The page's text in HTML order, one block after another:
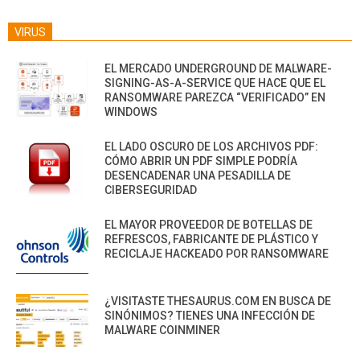
VIRUS
EL MERCADO UNDERGROUND DE MALWARE-
SIGNING-AS-A-SERVICE QUE HACE QUE EL
RANSOMWARE PAREZCA “VERIFICADO” EN
WINDOWS
EL LADO OSCURO DE LOS ARCHIVOS PDF:
CÓMO ABRIR UN PDF SIMPLE PODRÍA
DESENCADENAR UNA PESADILLA DE
CIBERSEGURIDAD
EL MAYOR PROVEEDOR DE BOTELLAS DE
REFRESCOS, FABRICANTE DE PLÁSTICO Y
RECICLAJE HACKEADO POR RANSOMWARE
¿VISITASTE THESAURUS.COM EN BUSCA DE
SINÓNIMOS? TIENES UNA INFECCIÓN DE
MALWARE COINMINER